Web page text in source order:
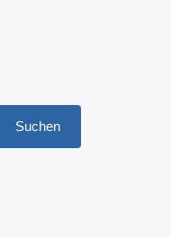
nach: